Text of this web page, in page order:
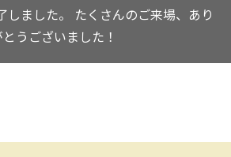
しました。 たくさんのご来場、あり
うございました！